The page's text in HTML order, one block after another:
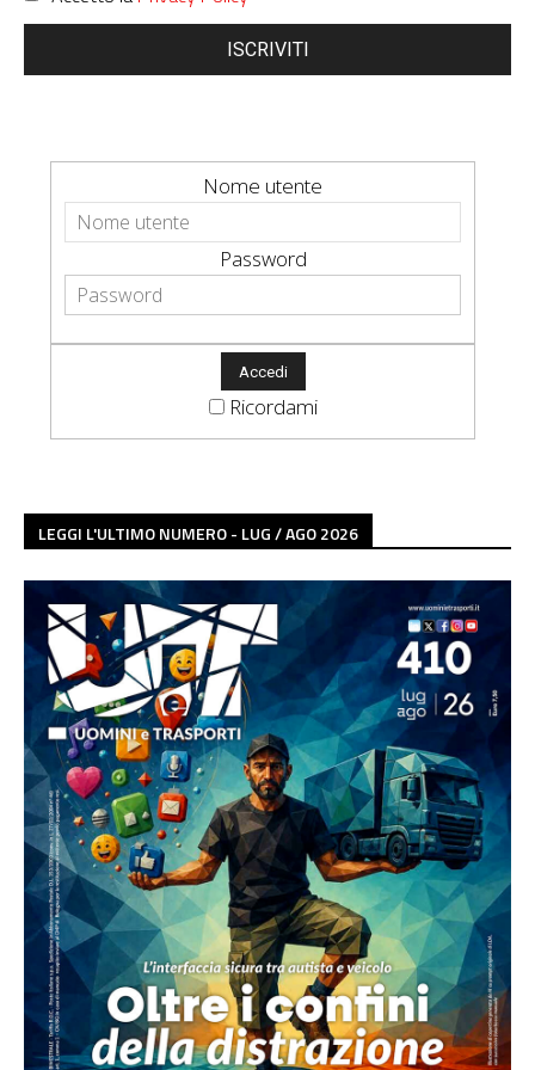
ISCRIVITI
Nome utente
Password
Ricordami
LEGGI L'ULTIMO NUMERO - LUG / AGO 2026